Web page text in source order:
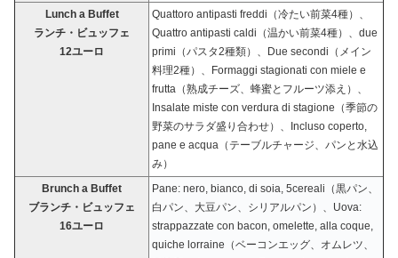
Lunch a Buffet
ランチ・ビュッフェ
12ユーロ
Quattoro antipasti freddi（冷たい前菜4種）、
Quattro antipasti caldi（温かい前菜4種）、due
primi（パスタ2種類）、Due secondi（メイン
料理2種）、Formaggi stagionati con miele e
frutta（熟成チーズ、蜂蜜とフルーツ添え）、
Insalate miste con verdura di stagione（季節の
野菜のサラダ盛り合わせ）、Incluso coperto,
pane e acqua（テーブルチャージ、パンと水込
み）
Brunch a Buffet
ブランチ・ビュッフェ
16ユーロ
Pane: nero, bianco, di soia, 5cereali（黒パン、
白パン、大豆パン、シリアルパン）、Uova:
strappazzate con bacon, omelette, alla coque,
quiche lorraine（ベーコンエッグ、オムレツ、